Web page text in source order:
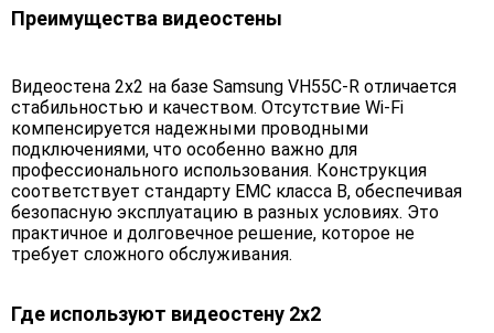
Преимущества видеостены
Видеостена 2x2 на базе Samsung VH55C-R отличается
стабильностью и качеством. Отсутствие Wi-Fi
компенсируется надежными проводными
подключениями, что особенно важно для
профессионального использования. Конструкция
соответствует стандарту EMC класса B, обеспечивая
безопасную эксплуатацию в разных условиях. Это
практичное и долговечное решение, которое не
требует сложного обслуживания.
Где используют видеостену 2x2